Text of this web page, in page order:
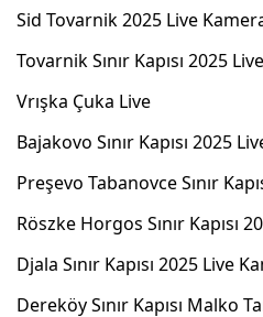
Sid Tovarnik 2025 Live
Tovarnik Sınır Kapısı 2025 Live
Vrışka Çuka Live
Bajakovo Sınır Kapısı 2025
Preşevo Tabanovce Sınır
Röszke Horgos Sınır Kapısı
Djala Sınır Kapısı 2025 Live
Dereköy Sınır Kapısı Malko